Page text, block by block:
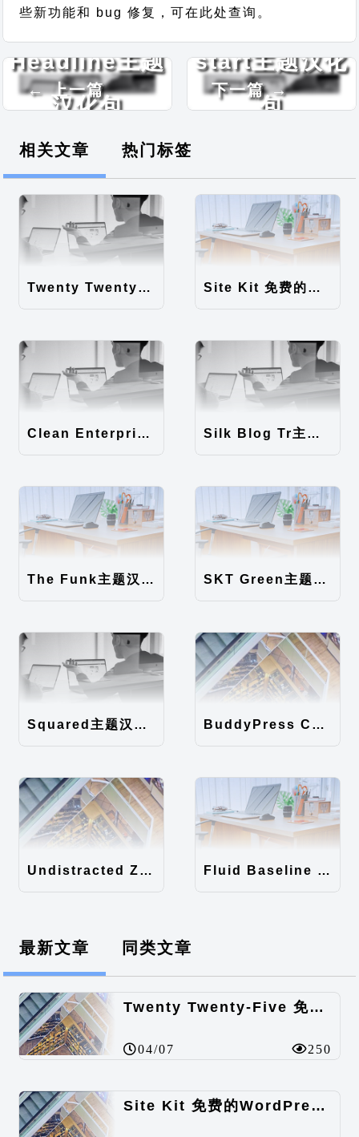
些新功能和 bug 修复，可在此处查询。
← 上一篇
Headline主题
汉化包
下一篇 →
start主题汉化
包
相关文章 热门标签
Twenty Twenty-Five 免费的WordPress内容主题 Site Kit 免费的WordPress数据统计插件
Clean Enterprise主题汉化包 Silk Blog Tr主题汉化包
The Funk主题汉化包 SKT Green主题汉化包
Squared主题汉化包 BuddyPress Colours主题汉化包
Undistracted Zen主题汉化包 Fluid Baseline Grid主题汉化包
最新文章 同类文章
Twenty Twenty-Five 免费的WordPress内容主题
04/07 250
Site Kit 免费的WordPress数据统计插件